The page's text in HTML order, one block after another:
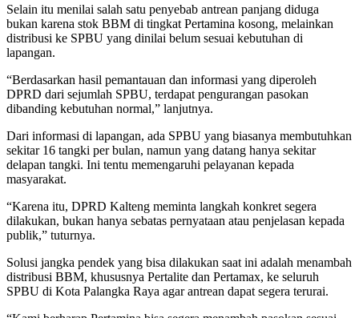
Selain itu menilai salah satu penyebab antrean panjang diduga
bukan karena stok BBM di tingkat Pertamina kosong, melainkan
distribusi ke SPBU yang dinilai belum sesuai kebutuhan di
lapangan.
“Berdasarkan hasil pemantauan dan informasi yang diperoleh
DPRD dari sejumlah SPBU, terdapat pengurangan pasokan
dibanding kebutuhan normal,” lanjutnya.
Dari informasi di lapangan, ada SPBU yang biasanya membutuhkan
sekitar 16 tangki per bulan, namun yang datang hanya sekitar
delapan tangki. Ini tentu memengaruhi pelayanan kepada
masyarakat.
“Karena itu, DPRD Kalteng meminta langkah konkret segera
dilakukan, bukan hanya sebatas pernyataan atau penjelasan kepada
publik,” tuturnya.
Solusi jangka pendek yang bisa dilakukan saat ini adalah menambah
distribusi BBM, khususnya Pertalite dan Pertamax, ke seluruh
SPBU di Kota Palangka Raya agar antrean dapat segera terurai.